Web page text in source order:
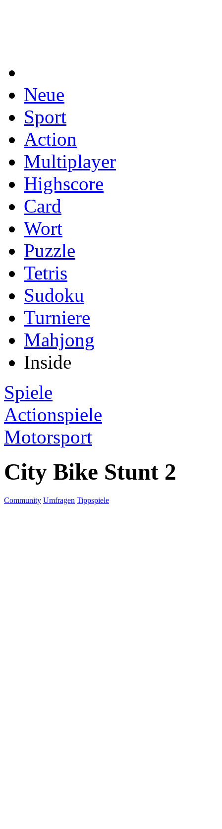
Neue
Sport
Action
Multiplayer
Highscore
Card
Wort
Puzzle
Tetris
Sudoku
Turniere
Mahjong
Inside
Spiele
Actionspiele
Motorsport
City Bike Stunt 2
Community Umfragen Tippspiele